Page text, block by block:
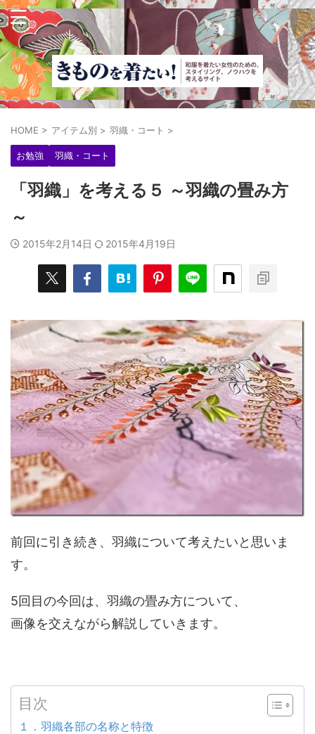
HOME > アイテム別 > 羽織・コート >
お勉強 羽織・コート
「羽織」を考える５ ～羽織の畳み方
～
2015年2月14日 2015年4月19日
前回に引き続き、羽織について考えたいと思いま
す。
5回目の今回は、羽織の畳み方について、
画像を交えながら解説していきます。
目次
１．羽織各部の名称と特徴